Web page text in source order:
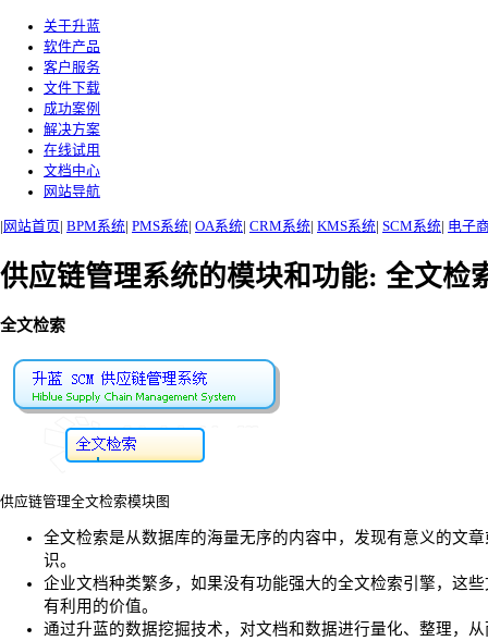
关于升蓝
软件产品
客户服务
文件下载
成功案例
解决方案
在线试用
文档中心
网站导航
| 网站首页| BPM系统| PMS系统| OA系统| CRM系统| KMS系统| SCM系统| 电子
供应链管理系统的模块和功能: 全文检
全文检索
供应链管理全文检索模块图
全文检索是从数据库的海量无序的内容中，发现有意义的文章
识。
企业文档种类繁多，如果没有功能强大的全文检索引擎，这
有利用的价值。
通过升蓝的数据挖掘技术，对文档和数据进行量化、整理，